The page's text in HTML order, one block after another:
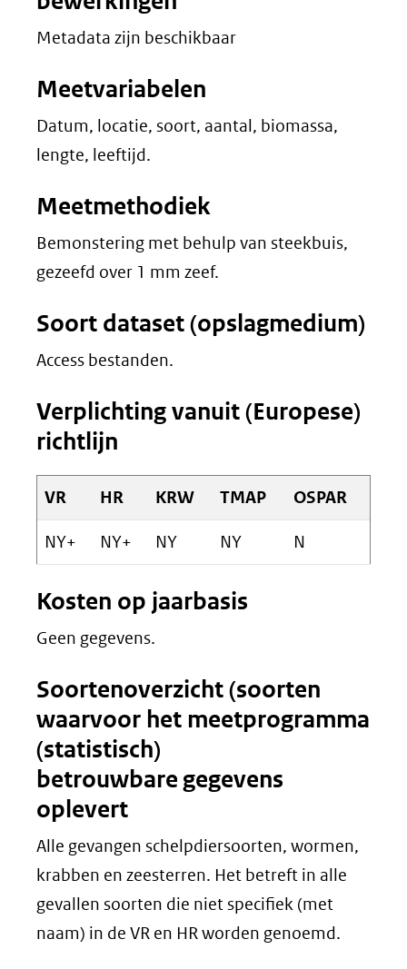
Metadata zijn beschikbaar
Meetvariabelen
Datum, locatie, soort, aantal, biomassa,
lengte, leeftijd.
Meetmethodiek
Bemonstering met behulp van steekbuis,
gezeefd over 1 mm zeef.
Soort dataset (opslagmedium)
Access bestanden.
Verplichting vanuit (Europese)
richtlijn
VR HR KRW TMAP OSPAR
NY+ NY+ NY NY N
Kosten op jaarbasis
Geen gegevens.
Soortenoverzicht (soorten
waarvoor het meetprogramma
(statistisch)
betrouwbare gegevens
oplevert
Alle gevangen schelpdiersoorten, wormen,
krabben en zeesterren. Het betreft in alle
gevallen soorten die niet specifiek (met
naam) in de VR en HR worden genoemd.